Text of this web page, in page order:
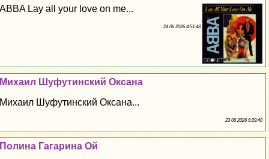
ABBA Lay all your love on me...
24 06 2026 4:51:48
Михаил Шуфутинский Оксана
Михаил Шуфутинский Оксана...
23 06 2026 6:29:40
Полина Гагарина Ой